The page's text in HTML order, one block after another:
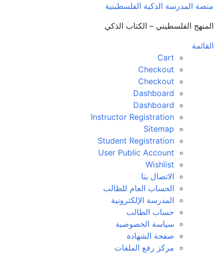
منصة المدرسة الذكية الفلسطينية
المنهج الفلسطيني – الكتاب الذكي
القائمة
Cart
Checkout
Checkout
Dashboard
Dashboard
Instructor Registration
Sitemap
Student Registration
User Public Account
Wishlist
الاتصال بنا
الحساب العام للطالب
المدرسة الإلكترونية
حساب الطالب
سياسة الخصوصية
صفحة الشهادة
مركز رفع الملفات